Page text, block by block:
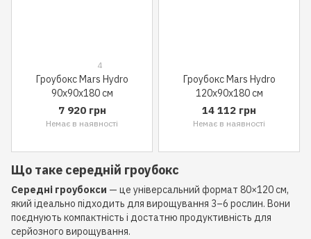
4
Гроубокс Mars Hydro
90x90x180 см
7 920 грн
Немає в наявності
Гроубокс Mars Hydro
120x90x180 см
14 112 грн
Немає в наявності
Що таке середній гроубокс
Середні гроубокси — це універсальний формат 80×120 см,
який ідеально підходить для вирощування 3–6 рослин. Вони
поєднують компактність і достатню продуктивність для
серйозного вирощування.